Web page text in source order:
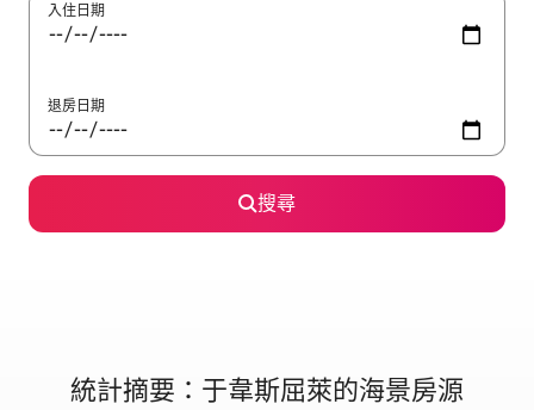
入住日期
退房日期
搜尋
統計摘要：于韋斯屈萊的海景房源